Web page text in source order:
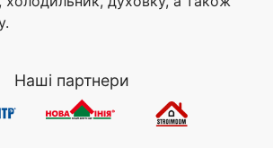
Наші партнери